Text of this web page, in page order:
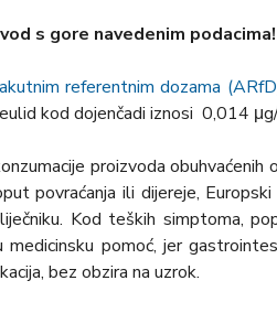
s gore navedenim podacima!
referentnim dozama
kod dojenčadi iznosi 0,014
proizvoda
povraćanja ili dijereje,
Kod teških simptoma,
pomoć, jer
bez obzira na uzrok.